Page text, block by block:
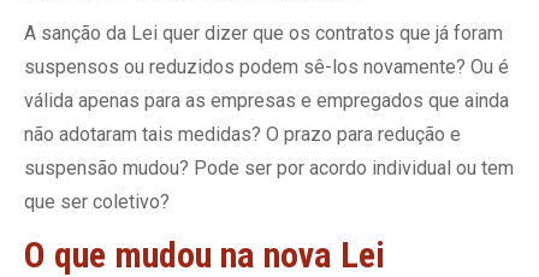
A sanção da Lei quer dizer que os contratos que já foram
suspensos ou reduzidos podem sê-los novamente? Ou é
válida apenas para as empresas e empregados que ainda
não adotaram tais medidas? O prazo para redução e
suspensão mudou? Pode ser por acordo individual ou tem
que ser coletivo?
O que mudou na nova Lei